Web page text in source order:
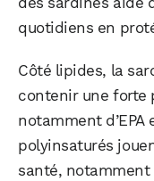
quotidiens en
Côté lipides, la
contenir une forte
notamment d’EPA
polyinsaturés
santé,